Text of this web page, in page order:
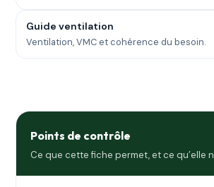
Guide ventilation
Ventilation, VMC et cohérence du besoin.
Points de contrôle
Ce que cette fiche permet, et ce qu’elle